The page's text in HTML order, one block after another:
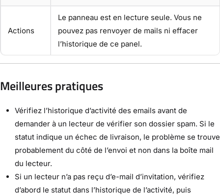
Actions
Le panneau est en lecture seule. Vous ne
pouvez pas renvoyer de mails ni effacer
l’historique de ce panel.
Meilleures pratiques
Vérifiez l’historique d’activité des emails avant de
demander à un lecteur de vérifier son dossier spam. Si le
statut indique un échec de livraison, le problème se trouve
probablement du côté de l’envoi et non dans la boîte mail
du lecteur.
Si un lecteur n’a pas reçu d’e-mail d’invitation, vérifiez
d’abord le statut dans l’historique de l’activité, puis